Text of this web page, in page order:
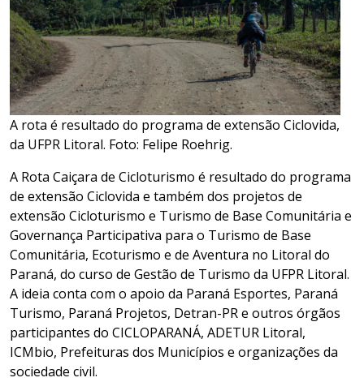
A rota é resultado do programa de extensão Ciclovida,
da UFPR Litoral. Foto: Felipe Roehrig.
A Rota Caiçara de Cicloturismo é resultado do programa
de extensão Ciclovida e também dos projetos de
extensão Cicloturismo e Turismo de Base Comunitária e
Governança Participativa para o Turismo de Base
Comunitária, Ecoturismo e de Aventura no Litoral do
Paraná, do curso de Gestão de Turismo da UFPR Litoral.
A ideia conta com o apoio da Paraná Esportes, Paraná
Turismo, Paraná Projetos, Detran-PR e outros órgãos
participantes do CICLOPARANÁ, ADETUR Litoral,
ICMbio, Prefeituras dos Municípios e organizações da
sociedade civil.